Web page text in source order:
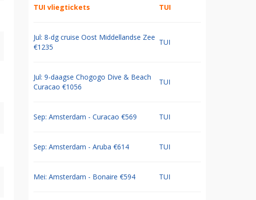
TUI vliegtickets TUI
Jul: 8-dg cruise Oost Middellandse Zee
€1235
TUI
Jul: 9-daagse Chogogo Dive & Beach
Curacao €1056
TUI
Sep: Amsterdam - Curacao €569 TUI
Sep: Amsterdam - Aruba €614 TUI
Mei: Amsterdam - Bonaire €594 TUI